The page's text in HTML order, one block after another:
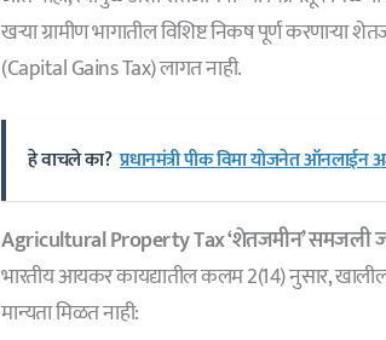
खऱ्या ग्रामीण भागातील विशिष्ट निकष पूर्ण करणाऱ्या
(Capital Gains Tax) लागत नाही.
हे वाचले का? प्रधानमंत्री पीक विमा योजनेत ऑनलाईन
Agricultural Property Tax ‘शेतजमीन’ समजली
भारतीय आयकर कायद्यातील कलम 2(14) नुसार,
मान्यता मिळत नाही: